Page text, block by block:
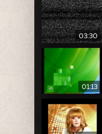
03:30
01:13